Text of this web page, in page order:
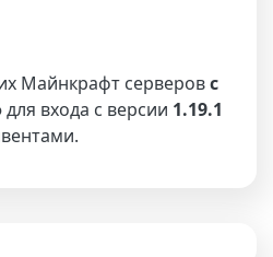
Майнкрафт серверовс
для входа с версии 1.19.1